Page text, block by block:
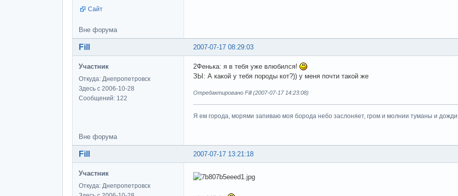
Сайт
Вне форума
2007-07-17 08:29:03
Fill
Участник
Откуда: Днепропетровск
Здесь с 2006-10-28
Сообщений: 122
2Фенька: я в тебя уже влюбился!
ЗЫ: А какой у тебя породы кот?)) у меня почти такой же
Отредактировано Fill (2007-07-17 14:23:08)
Я ем города, морями запиваю моя борода небо заслоняет, гром и молнии туманы и дожди...
Вне форума
2007-07-17 13:21:18
Fill
Участник
Откуда: Днепропетровск